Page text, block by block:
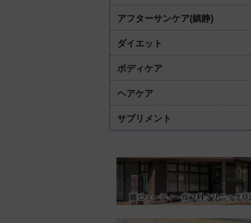
アフターサンケア(鎮静)
ダイエット
ボディケア
ヘアケア
サプリメント